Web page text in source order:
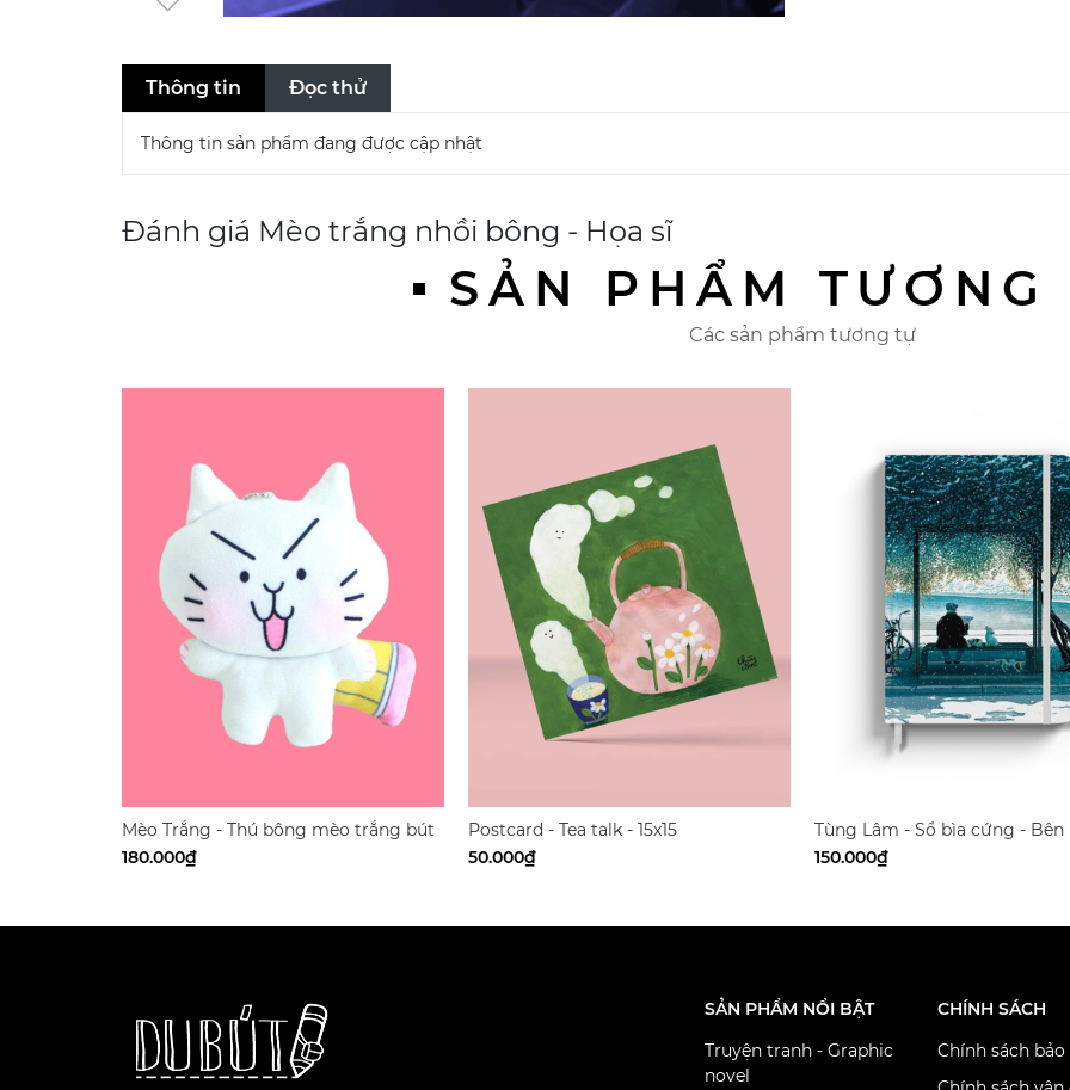
Thông tin Đọc thử
Thông tin sản phẩm đang được cập nhật
Đánh giá Mèo trắng nhồi bông - Họa sĩ
SẢN PHẨM TƯƠNG
Các sản phẩm tương tự
Mèo Trắng - Thú bông mèo trắng bút
chì
180.000₫
Postcard - Tea talk - 15x15
50.000₫
Tùng Lâm - Sổ bìa cứng - Bên
mẫu - A5
150.000₫
SẢN PHẨM NỔI BẬT
Truyện tranh - Graphic
novel
CHÍNH SÁCH
Chính sách